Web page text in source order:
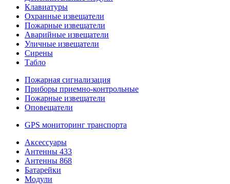
Клавиатуры
Охранные извещатели
Пожарные извещатели
Аварийные извещатели
Уличные извещатели
Сирены
Табло
Пожарная сигнализация
Приборы приемно-контрольные
Пожарные извещатели
Оповещатели
GPS мониторинг транспорта
Аксессуары
Антенны 433
Антенны 868
Батарейки
Модули